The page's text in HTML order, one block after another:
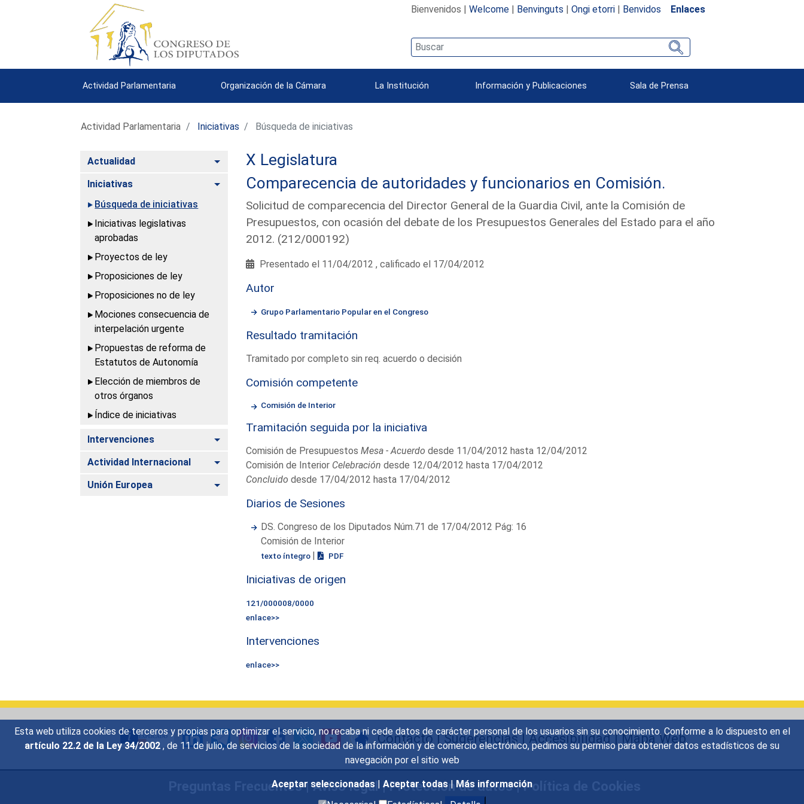
Esta web utiliza cookies de terceros y propias para optimizar el servicio, no recaba ni cede datos de carácter personal de los usuarios sin su conocimiento. Conforme a lo dispuesto en el
artículo 22.2 de la Ley 34/2002 , de 11 de julio, de servicios de la sociedad de la información y de comercio electrónico, pedimos su permiso para obtener datos estadísticos de su
navegación por el sitio web
Aceptar seleccionadas | Aceptar todas | Más información
Bienvenidos | Welcome| Benvinguts | Ongi etorri| Benvidos Enlaces
Actividad Parlamentaria Organización de la Cámara La Institución Información y Publicaciones Sala de Prensa
Actividad Parlamentaria Iniciativas Búsqueda de iniciativas
Actualidad Alternar
Iniciativas
Alternar
Búsqueda de iniciativas
Iniciativas legislativas
aprobadas
Proyectos de ley
Proposiciones de ley
Proposiciones no de ley
Mociones consecuencia de
interpelación urgente
Propuestas de reforma de
Estatutos de Autonomía
Elección de miembros de
otros órganos
Índice de iniciativas
Intervenciones Alternar
Actividad Internacional Alternar
Unión Europea Alternar
X Legislatura
Comparecencia de autoridades y funcionarios en Comisión.
Solicitud de comparecencia del Director General de la Guardia Civil, ante la Comisión de
Presupuestos, con ocasión del debate de los Presupuestos Generales del Estado para el año
2012. (212/000192)
Presentado el 11/04/2012 , calificado el 17/04/2012
Autor
Grupo Parlamentario Popular en el Congreso
Resultado tramitación
Tramitado por completo sin req. acuerdo o decisión
Comisión competente
Comisión de Interior
Tramitación seguida por la iniciativa
Comisión de Presupuestos Mesa - Acuerdo desde 11/04/2012 hasta 12/04/2012
Comisión de Interior Celebración desde 12/04/2012 hasta 17/04/2012
Concluido desde 17/04/2012 hasta 17/04/2012
Diarios de Sesiones
DS. Congreso de los Diputados Núm.71 de 17/04/2012 Pág: 16
Comisión de Interior
texto íntegro | PDF
Iniciativas de origen
121/000008/0000
enlace>>
Intervenciones
enlace>>
Contacto|Sugerencias|Accesibilidad|Mapa Web
Preguntas Frecuentes|Aviso legal|Protección de datos|Política de Cookies